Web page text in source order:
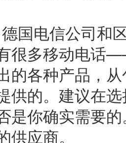
国电信公司和
很多移动电话
的各种产品，
供的。建议在
是你确实需要
应商。